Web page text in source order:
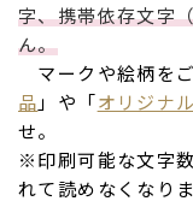
字、携帯依存文字
ん。
マークや絵柄を
品 」や「 オリジナ
せ。
※印刷可能な文字
れて読めなくなり